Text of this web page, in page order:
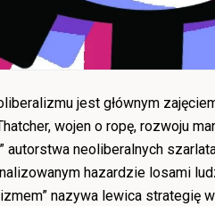
jest głównym
wojen o ropę, rozwoju
autorstwa neoliberalnych
hazardzie losami
nazywa lewica strategię